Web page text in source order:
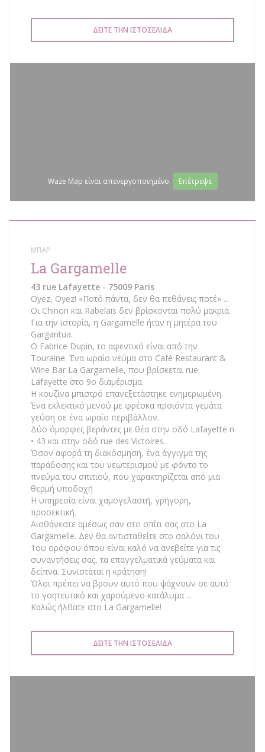
ΔΕΊΤΕ ΤΗΝ ΙΣΤΟΣΕΛΊΔΑ
Waze Map είναι απενεργοποιημένο. Επέτρεψε
ΜΠΑΡ
La Gargamelle
43 rue Lafayette - 75009 Paris
Oyez, Oyez! «Ποτό πάντα, δεν θα πεθάνεις ποτέ» ...
Οι Chinon και Rabelais δεν βρίσκονται πολύ μακριά.
Για την ιστορία, η Gargamelle ήταν η μητέρα του
Gargantua.
Ο Fabrice Dupin, το αφεντικό είναι από την
Touraine. Ένα ωραίο νεύμα στο Café Restaurant &
Wine Bar La Gargamelle, που βρίσκεται rue
Lafayette στο 9ο διαμέρισμα.
Η κουζίνα μπιστρό επανεξετάστηκε ενημερωμένη.
Ένα εκλεκτικό μενού με φρέσκα προϊόντα γεμάτα
γεύση σε ένα ωραίο περιβάλλον.
Δύο όμορφες βεράντες με θέα στην οδό Lafayette n
• 43 και στην οδό rue des Victoires.
Όσον αφορά τη διακόσμηση, ένα άγγιγμα της
παράδοσης και του νεωτερισμού με φόντο το
πνεύμα του σπιτιού, που χαρακτηρίζεται από μια
θερμή υποδοχή
Η υπηρεσία είναι χαμογελαστή, γρήγορη,
προσεκτική.
Αισθάνεστε αμέσως σαν στο σπίτι σας στο La
Gargamelle. Δεν θα αντισταθείτε στο σαλόνι του
1ου ορόφου όπου είναι καλό να ανεβείτε για τις
συναντήσεις σας, τα επαγγελματικά γεύματα και
δείπνα. Συνιστάται η κράτηση!
Όλοι πρέπει να βρουν αυτό που ψάχνουν σε αυτό
το γοητευτικό και χαρούμενο κατάλυμα ...
Καλώς ήλθατε στο La Gargamelle!
ΔΕΊΤΕ ΤΗΝ ΙΣΤΟΣΕΛΊΔΑ